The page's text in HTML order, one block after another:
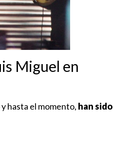
Miguel en
hasta el momento, han sido